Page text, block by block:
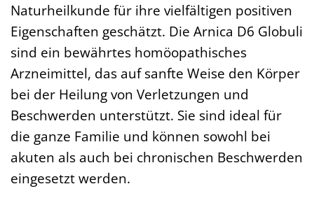
Naturheilkunde für ihre vielfältigen positiven
Eigenschaften geschätzt. Die Arnica D6 Globuli
sind ein bewährtes homöopathisches
Arzneimittel, das auf sanfte Weise den Körper
bei der Heilung von Verletzungen und
Beschwerden unterstützt. Sie sind ideal für
die ganze Familie und können sowohl bei
akuten als auch bei chronischen Beschwerden
eingesetzt werden.